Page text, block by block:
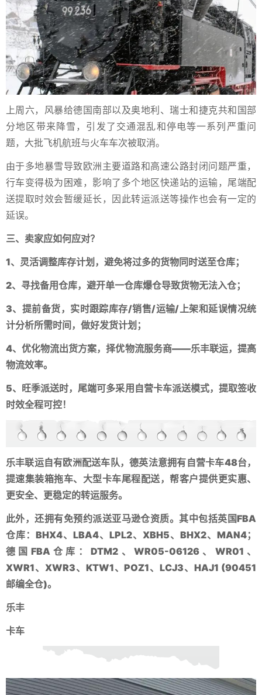
上周六，风暴给德国南部以及奥地利、瑞士和捷克共和国部
分地区带来降雪，引发了交通混乱和停电等一系列严重问
题，大批飞机航班与火车车次被取消。
由于多地暴雪导致欧洲主要道路和高速公路封闭问题严重，
行车变得极为困难，影响了多个地区快递站的运输，尾端配
送提取时效会暂缓延长，因此转运派送等操作也会有一定的
延误。
三、卖家应如何应对？
1、灵活调整库存计划，避免将过多的货物同时送至仓库；
2、寻找备用仓库，避开单一仓库爆仓导致货物无法入仓；
3、提前备货，实时跟踪库存/销售/运输/上架和延误情况统
计分析所需时间，做好发货计划；
4、优化物流出货方案，择优物流服务商——乐丰联运，提高
物流效率。
5、旺季派送时，尾端可多采用自营卡车派送模式，提取签收
时效全程可控！
乐丰联运自有欧洲配送车队，德英法意拥有自营卡车48台，
提速集装箱拖车、大型卡车尾程配送，帮客户提供更实惠、
更安全、更稳定的转运服务。
此外，还拥有免预约派送亚马逊仓资质。其中包括英国FBA
仓库：BHX4、LBA4、LPL2、XBH5、BHX2、MAN4；
德国FBA仓库：DTM2、WR05-06126、WR01、
XWR1、XWR3、KTW1、POZ1、LCJ3、HAJ1 (90451
邮编全仓)。
乐丰
卡车